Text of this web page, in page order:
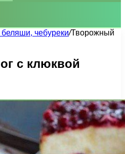
чебуреки/Творожный
с клюквой